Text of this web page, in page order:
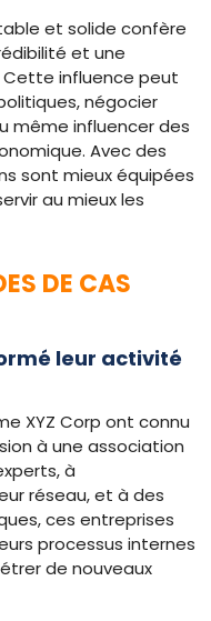
et solide confère
et une
Cette influence peut
négocier
même influencer des
Avec des
sont mieux équipées
au mieux les
DE CAS
leur activité
XYZ Corp ont connu
à une association
à
réseau, et à des
ces entreprises
processus internes
de nouveaux